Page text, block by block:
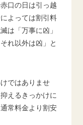
口の日は引っ越
よっては割引料
は「万事に凶」
れ以外は凶」と
ではありませ
えるきっかけに
常料金より割安